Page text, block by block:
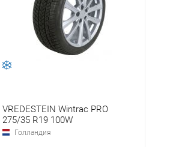
VREDESTEIN Wintrac PRO
275/35 R19 100W
Голландия